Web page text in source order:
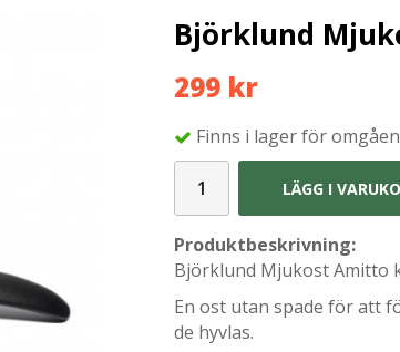
Björklund
299 kr
Finns i lager för
LÄGG I
Produktbeskrivning:
Björklund Mjukost Amitto
En ost utan spade för att
de hyvlas.